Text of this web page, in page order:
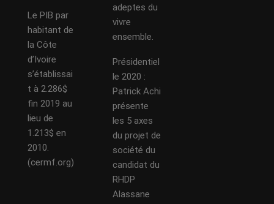
Le PIB par
habitant de
la Côte
d’Ivoire
s’établissai
t à 2.286$
fin 2019 au
lieu de
1.213$ en
2010.
(cermf.org)
adeptes du
vivre
ensemble.
Présidentiel
le 2020 :
Patrick Achi
présente
les 5 axes
du projet de
société du
candidat du
RHDP
Alassane